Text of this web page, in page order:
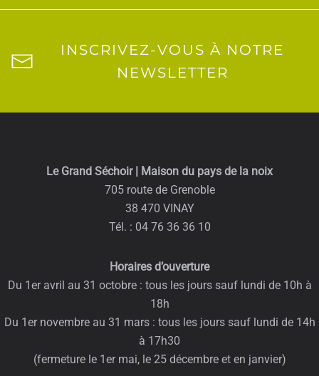
INSCRIVEZ-VOUS À NOTRE
NEWSLETTER
Le Grand Séchoir | Maison du pays de la noix
705 route de Grenoble
38 470 VINAY
Tél. : 04 76 36 36 10
Horaires d’ouverture
Du 1er avril au 31 octobre : tous les jours sauf lundi de 10h à
18h
Du 1er novembre au 31 mars : tous les jours sauf lundi de 14h
à 17h30
(fermeture le 1er mai, le 25 décembre et en janvier)